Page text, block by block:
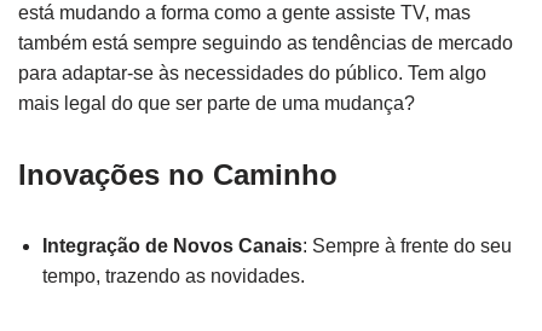
está mudando a forma como a gente assiste TV, mas
também está sempre seguindo as tendências de mercado
para adaptar-se às necessidades do público. Tem algo
mais legal do que ser parte de uma mudança?
Inovações no Caminho
Integração de Novos Canais: Sempre à frente do seu
tempo, trazendo as novidades.